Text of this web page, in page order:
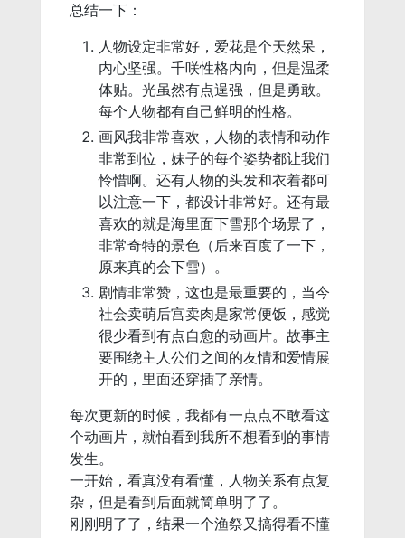
总结一下：
人物设定非常好，爱花是个天然呆，
内心坚强。千咲性格内向，但是温柔
体贴。光虽然有点逞强，但是勇敢。
每个人物都有自己鲜明的性格。
画风我非常喜欢，人物的表情和动作
非常到位，妹子的每个姿势都让我们
怜惜啊。还有人物的头发和衣着都可
以注意一下，都设计非常好。还有最
喜欢的就是海里面下雪那个场景了，
非常奇特的景色（后来百度了一下，
原来真的会下雪）。
剧情非常赞，这也是最重要的，当今
社会卖萌后宫卖肉是家常便饭，感觉
很少看到有点自愈的动画片。故事主
要围绕主人公们之间的友情和爱情展
开的，里面还穿插了亲情。
每次更新的时候，我都有一点点不敢看这
个动画片，就怕看到我所不想看到的事情
发生。
一开始，看真没有看懂，人物关系有点复
杂，但是看到后面就简单明了了。
刚刚明了了，结果一个渔祭又搞得看不懂